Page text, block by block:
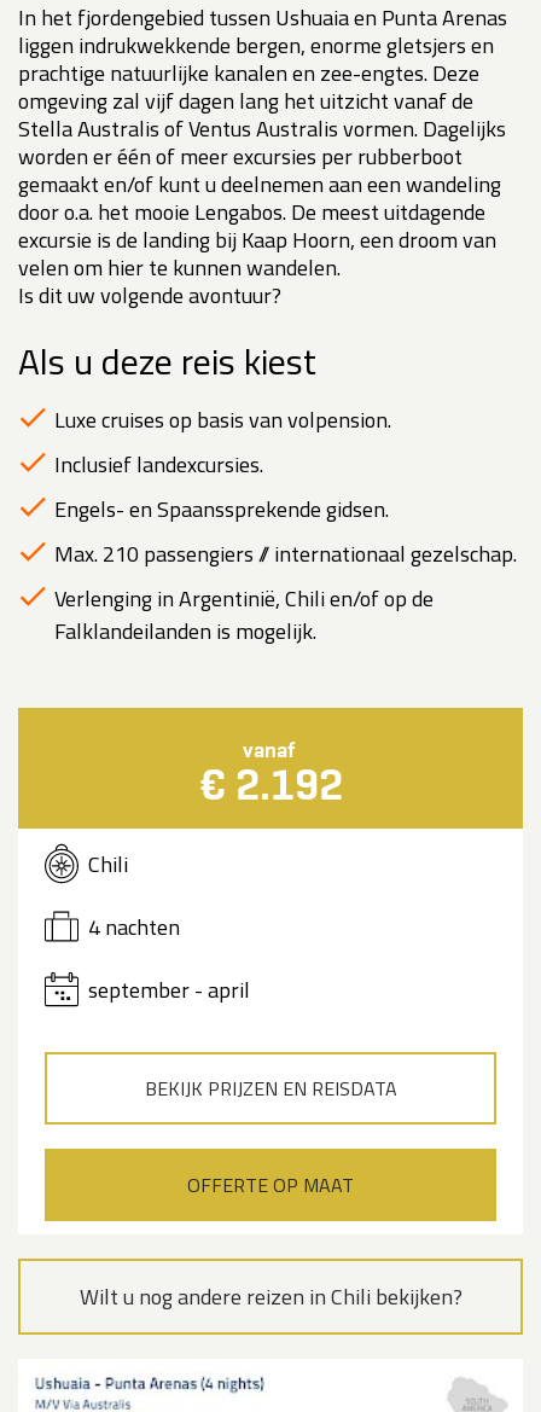
In het fjordengebied tussen Ushuaia en Punta Arenas
liggen indrukwekkende bergen, enorme gletsjers en
prachtige natuurlijke kanalen en zee-engtes. Deze
omgeving zal vijf dagen lang het uitzicht vanaf de
Stella Australis of Ventus Australis vormen. Dagelijks
worden er één of meer excursies per rubberboot
gemaakt en/of kunt u deelnemen aan een wandeling
door o.a. het mooie Lengabos. De meest uitdagende
excursie is de landing bij Kaap Hoorn, een droom van
velen om hier te kunnen wandelen.
Is dit uw volgende avontuur?
Als u deze reis kiest
Luxe cruises op basis van volpension.
Inclusief landexcursies.
Engels- en Spaanssprekende gidsen.
Max. 210 passengiers // internationaal gezelschap.
Verlenging in Argentinië, Chili en/of op de
Falklandeilanden is mogelijk.
vanaf
€ 2.192
Chili
4 nachten
september - april
BEKIJK PRIJZEN EN REISDATA
OFFERTE OP MAAT
Wilt u nog andere reizen in Chili bekijken?